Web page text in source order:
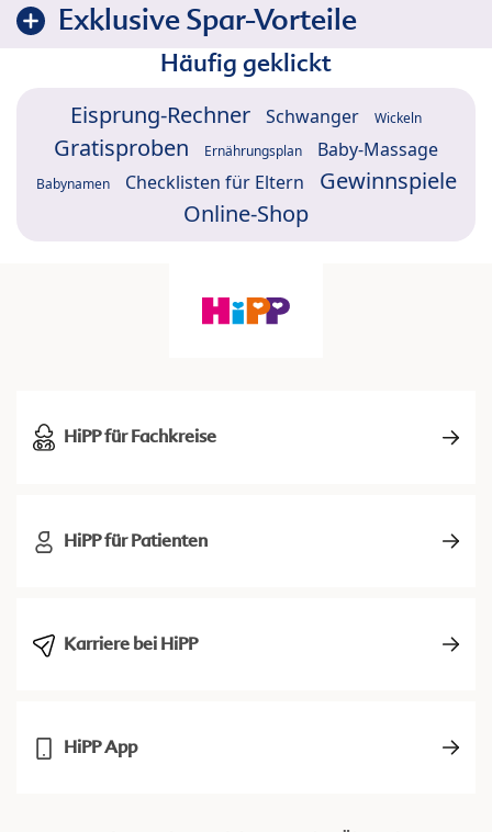
Exklusive Spar-Vorteile
Häufig geklickt
Eisprung-Rechner Schwanger Wickeln
Gratisproben Ernährungsplan Baby-Massage
Babynamen Checklisten für Eltern
Gewinnspiele
Online-Shop
HiPP für Fachkreise
HiPP für Patienten
Karriere bei HiPP
HiPP App